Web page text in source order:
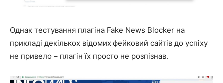
Однак тестування плагіна Fake News Blocker на
прикладі декількох відомих фейковий сайтів до успіху
не привело – плагін їх просто не розпізнав.